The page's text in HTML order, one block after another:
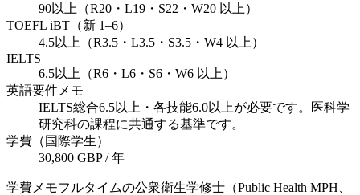
90以上（R20・L19・S22・W20 以上）
TOEFL iBT（新 1–6）
4.5以上（R3.5・L3.5・S3.5・W4 以上）
IELTS
6.5以上（R6・L6・S6・W6 以上）
英語要件メモ
IELTS総合6.5以上・各技能6.0以上が必要です。医科学
研究科の課程に共通する基準です。
学費（国際学生）
30,800 GBP / 年
学費メモフルタイムの公衆衛生学修士（Public Health MPH、